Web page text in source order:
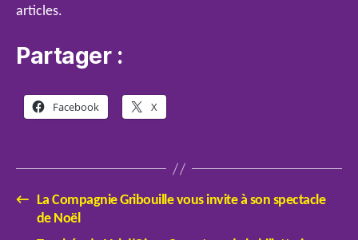
articles.
Partager :
Facebook X
←
La Compagnie Gribouille vous invite à son spectacle
de Noël